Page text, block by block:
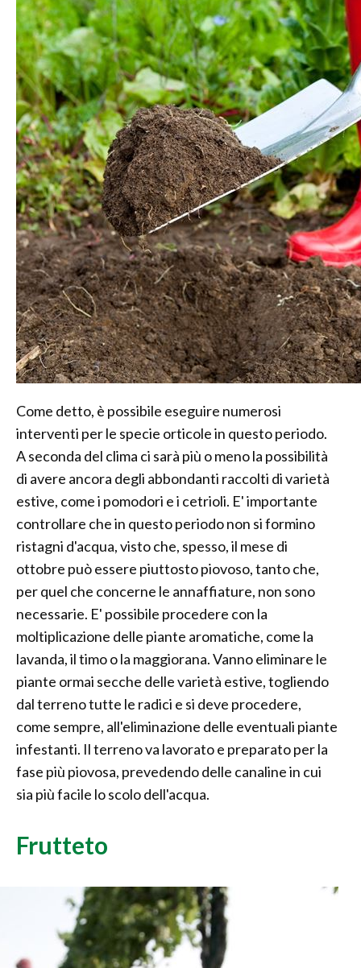
Come detto, è possibile eseguire numerosi
interventi per le specie orticole in questo periodo.
A seconda del clima ci sarà più o meno la possibilità
di avere ancora degli abbondanti raccolti di varietà
estive, come i pomodori e i cetrioli. E' importante
controllare che in questo periodo non si formino
ristagni d'acqua, visto che, spesso, il mese di
ottobre può essere piuttosto piovoso, tanto che,
per quel che concerne le annaffiature, non sono
necessarie. E' possibile procedere con la
moltiplicazione delle piante aromatiche, come la
lavanda, il timo o la maggiorana. Vanno eliminare le
piante ormai secche delle varietà estive, togliendo
dal terreno tutte le radici e si deve procedere,
come sempre, all'eliminazione delle eventuali piante
infestanti. Il terreno va lavorato e preparato per la
fase più piovosa, prevedendo delle canaline in cui
sia più facile lo scolo dell'acqua.
Frutteto